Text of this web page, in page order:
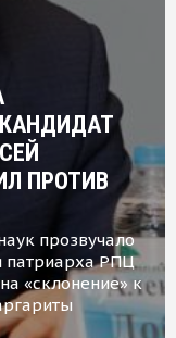
ПРОТИВ
прозвучало
патриарха РПЦ
«склонение» к